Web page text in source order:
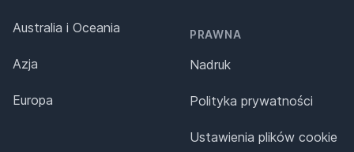
Australia i Oceania
Azja
Europa
PRAWNA
Nadruk
Polityka prywatności
Ustawienia plików cookie